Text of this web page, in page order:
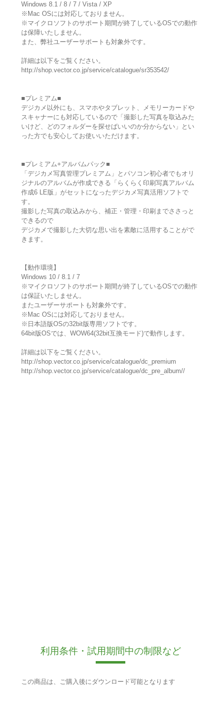
Windows 8.1 / 8 / 7 / Vista / XP
※Mac OSには対応しておりません。
※マイクロソフトのサポート期間が終了しているOSでの動作
は保障いたしません。
また、弊社ユーザーサポートも対象外です。
詳細は以下をご覧ください。
http://shop.vector.co.jp/service/catalogue/sr353542/
■プレミアム■
デジカメ以外にも、スマホやタブレット、メモリーカードや
スキャナーにも対応しているので「撮影した写真を取込みた
いけど、どのフォルダーを探せばいいのか分からない」とい
った方でも安心してお使いいただけます。
■プレミアム+アルバムパック■
「デジカメ写真管理プレミアム」とパソコン初心者でもオリ
ジナルのアルバムが作成できる「らくらく印刷写真アルバム
作成6 LE版」がセットになったデジカメ写真活用ソフトで
す。
撮影した写真の取込みから、補正・管理・印刷までささっと
できるので
デジカメで撮影した大切な思い出を素敵に活用することがで
きます。
【動作環境】
Windows 10 / 8.1 / 7
※マイクロソフトのサポート期間が終了しているOSでの動作
は保証いたしません。
またユーザーサポートも対象外です。
※Mac OSには対応しておりません。
※日本語版OSの32bit版専用ソフトです。
64bit版OSでは、WOW64(32bit互換モード)で動作します。
詳細は以下をご覧ください。
http://shop.vector.co.jp/service/catalogue/dc_premium
http://shop.vector.co.jp/service/catalogue/dc_pre_album//
利用条件・試用期間中の制限など
この商品は、ご購入後にダウンロード可能となります